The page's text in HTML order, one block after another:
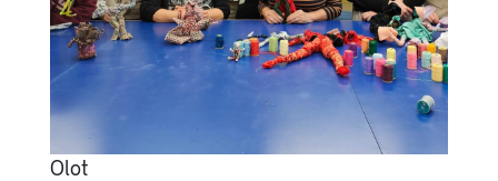
Olot